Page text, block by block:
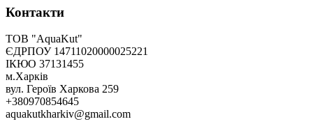
Контакти
ТОВ "AquaKut"
ЄДРПОУ 14711020000025221
ІКЮО 37131455
м.Харків
вул. Героїв Харкова 259
+380970854645
aquakutkharkiv@gmail.com